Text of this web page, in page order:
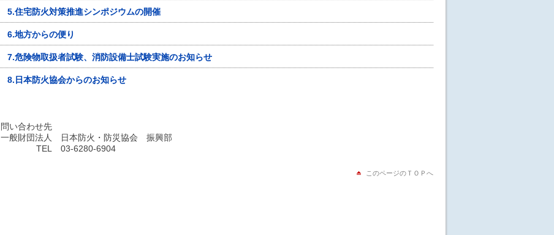
5.住宅防火対策推進シンポジウムの開催
6.地方からの便り
7.危険物取扱者試験、消防設備士試験実施のお知らせ
8.日本防火協会からのお知らせ
問い合わせ先
一般財団法人
日本防火・防災協会 振興部
TEL
03-6280-6904
このページのＴＯＰへ